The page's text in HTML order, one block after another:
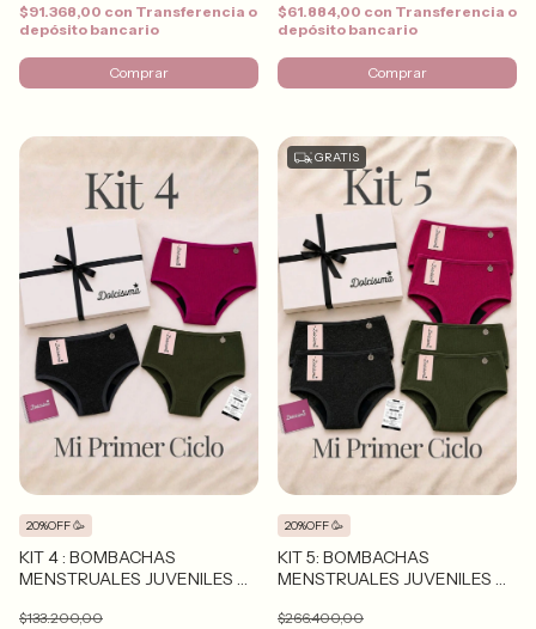
$91.368,00 con Transferencia o
depósito bancario
Comprar
$61.884,00 con Transferencia o
depósito bancario
Comprar
KIT 4 : BOMBACHAS
MENSTRUALES JUVENILES X
$133.200,00
20%OFF 🥳
GRATIS
KIT 5: BOMBACHAS
MENSTRUALES JUVENILES X
$266.400,00
20%OFF 🥳